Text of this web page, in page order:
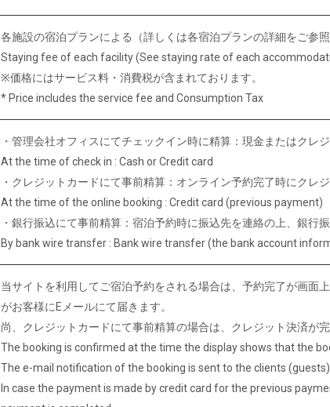
各施設の宿泊プランによる（詳しくは各宿泊プランの詳細をご参照
Staying fee of each facility (See staying rate of each
※価格にはサービス料・消費税が含まれております。
* Price includes the service fee and Consumption Tax
・管理会社オフィスにてチェックイン時に精算：現金またはクレ
At the time of check in : Cash or Credit card
・クレジットカードにて事前精算：オンライン予約完了時にクレ
At the time of the online booking : Credit card (previous payment)
・銀行振込にて事前精算：宿泊予約時に振込先を連絡の上、銀行
By bank wire transfer : Bank wire transfer (the bank account
当サイトを利用してご宿泊予約をされる場合は、予約完了が画面
がお客様にEメールにて届きます。
尚、クレジットカードにて事前精算の場合は、クレジット決済が
The booking is confirmed at the time the display shows that the
The e-mail notification of the booking is sent to the clients (guests).
In case the payment is made by credit card for the previous